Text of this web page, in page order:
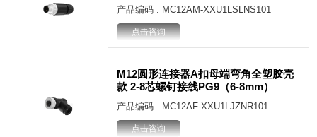
产品编码 : MC12AM-XXU1LSLNS101
点击咨询
M12圆形连接器A扣母端弯角全塑胶壳
款 2-8芯螺钉接线PG9（6-8mm）
产品编码 : MC12AF-XXU1LJZNR101
点击咨询